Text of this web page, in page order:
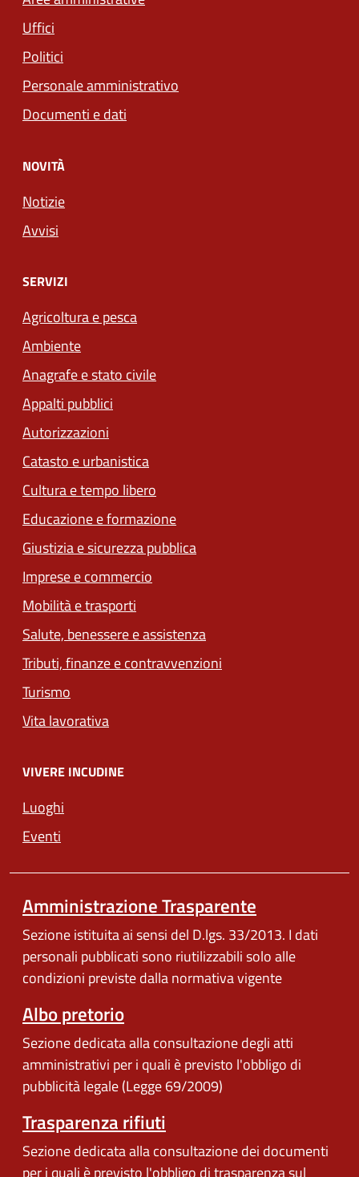
Uffici
Politici
Personale amministrativo
Documenti e dati
NOVITÀ
Notizie
Avvisi
SERVIZI
Agricoltura e pesca
Ambiente
Anagrafe e stato civile
Appalti pubblici
Autorizzazioni
Catasto e urbanistica
Cultura e tempo libero
Educazione e formazione
Giustizia e sicurezza pubblica
Imprese e commercio
Mobilità e trasporti
Salute, benessere e assistenza
Tributi, finanze e contravvenzioni
Turismo
Vita lavorativa
VIVERE INCUDINE
Luoghi
Eventi
Amministrazione Trasparente
Sezione istituita ai sensi del D.lgs. 33/2013. I dati
personali pubblicati sono riutilizzabili solo alle
condizioni previste dalla normativa vigente
Albo pretorio
Sezione dedicata alla consultazione degli atti
amministrativi per i quali è previsto l'obbligo di
pubblicità legale (Legge 69/2009)
Trasparenza rifiuti
Sezione dedicata alla consultazione dei documenti